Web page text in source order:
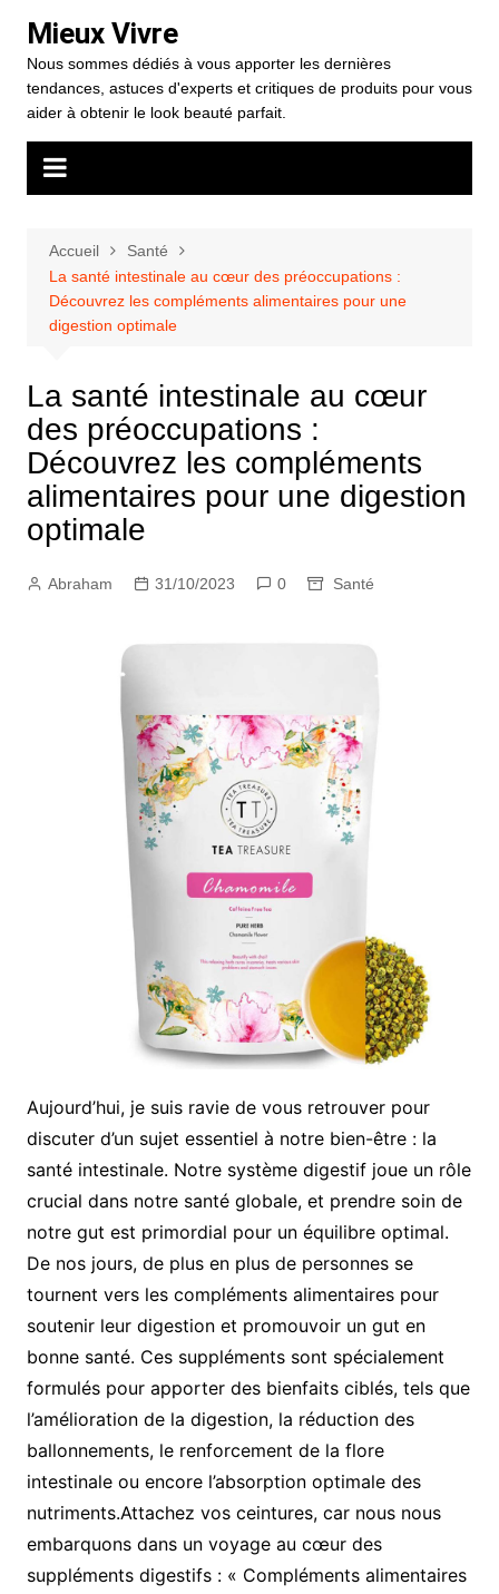
contenu
Mieux Vivre
Nous sommes dédiés à vous apporter les dernières
tendances, astuces d'experts et critiques de produits pour vous
aider à obtenir le look beauté parfait.
Accueil
Santé
La santé intestinale au cœur des préoccupations :
Découvrez les compléments alimentaires pour une
digestion optimale
La santé intestinale au cœur
des préoccupations :
Découvrez les compléments
alimentaires pour une digestion
optimale
Abraham 31/10/2023 0 Santé
Aujourd’hui, je suis ravie de vous retrouver pour
discuter d’un sujet essentiel à notre bien-être : la
santé intestinale. Notre système digestif joue un rôle
crucial dans notre santé globale, et prendre soin de
notre gut est primordial pour un équilibre optimal.
De nos jours, de plus en plus de personnes se
tournent vers les compléments alimentaires pour
soutenir leur digestion et promouvoir un gut en
bonne santé. Ces suppléments sont spécialement
formulés pour apporter des bienfaits ciblés, tels que
l’amélioration de la digestion, la réduction des
ballonnements, le renforcement de la flore
intestinale ou encore l’absorption optimale des
nutriments.Attachez vos ceintures, car nous nous
embarquons dans un voyage au cœur des
suppléments digestifs : « Compléments alimentaires